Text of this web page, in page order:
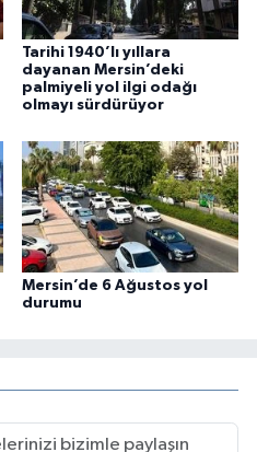
Tarihi 1940’lı yıllara
dayanan Mersin’deki
palmiyeli yol ilgi odağı
olmayı sürdürüyor
Mersin’de 6 Ağustos yol
durumu